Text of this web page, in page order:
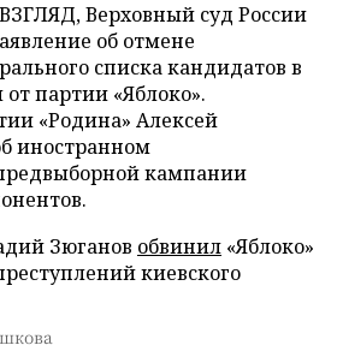
Верховный суд России
об отмене
списка кандидатов в
партии «Яблоко».
«Родина» Алексей
иностранном
кампании
Зюганов обвинил «Яблоко»
киевского